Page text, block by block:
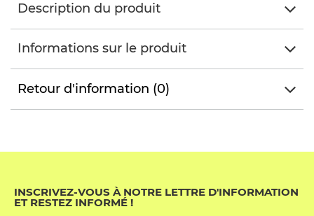
Description du produit
Informations sur le produit
Retour d'information (0)
INSCRIVEZ-VOUS À NOTRE LETTRE D'INFORMATION
ET RESTEZ INFORMÉ !